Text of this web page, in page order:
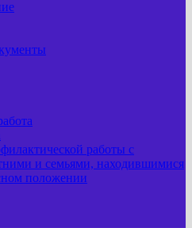
работы с
и семьями, находившимися
положении